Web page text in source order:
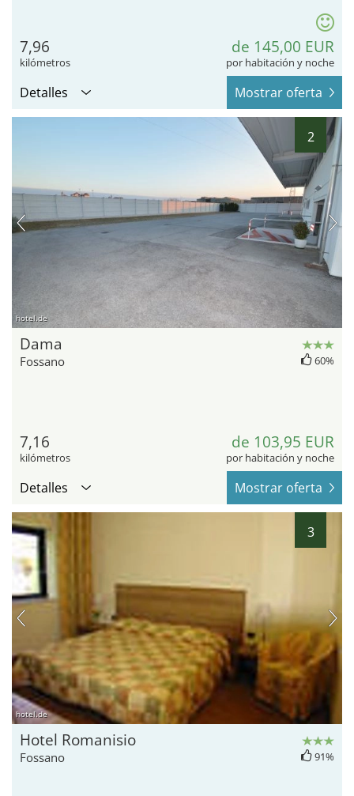
7,96
kilómetros
de 145,00 EUR
por habitación y noche
Detalles Mostrar oferta
2
hotel.de
Dama
Fossano 60%
7,16
kilómetros
de 103,95 EUR
por habitación y noche
Detalles Mostrar oferta
3
hotel.de
Hotel Romanisio
Fossano 91%